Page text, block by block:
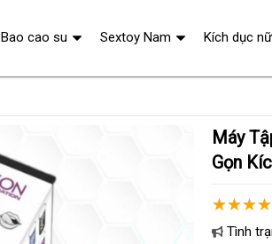
Máy Tập Black Dragon Thiết Bị Thủ Dâm Nam Nhỏ
Gọn
Tình
Bao cao su Sextoy Nam Kích dục nữ